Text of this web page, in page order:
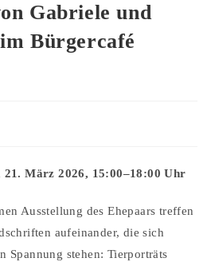
Gabriele und
Bürgercafé
März 2026, 15:00–18:00 Uhr
Ausstellung des Ehepaars treffen
aufeinander, die sich
Spannung stehen: Tierporträts